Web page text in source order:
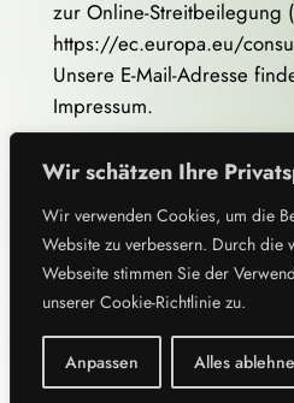
Wir schätzen Ihre
Wir verwenden Cookies, um die
Website zu verbessern. Durch die
Webseite stimmen Sie der
unserer Cookie-Richtlinie zu.
Anpassen Alles
zur Online-Streitbeilegung
https://ec.europa.eu/
Unsere E-Mail-Adresse
Impressum.
Wir sind nicht bereit oder
Streitbeilegungsverfahren